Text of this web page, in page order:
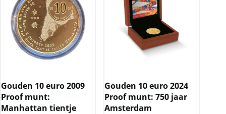
Gouden 10 euro 2009
Proof munt:
Manhattan tientje
Gouden 10 euro 2024
Proof munt: 750 jaar
Amsterdam